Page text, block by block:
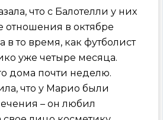
что с Балотелли у них
в октябре
в то время, как футболист
уже четыре месяца.
дома почти неделю.
что у Марио были
– он любил